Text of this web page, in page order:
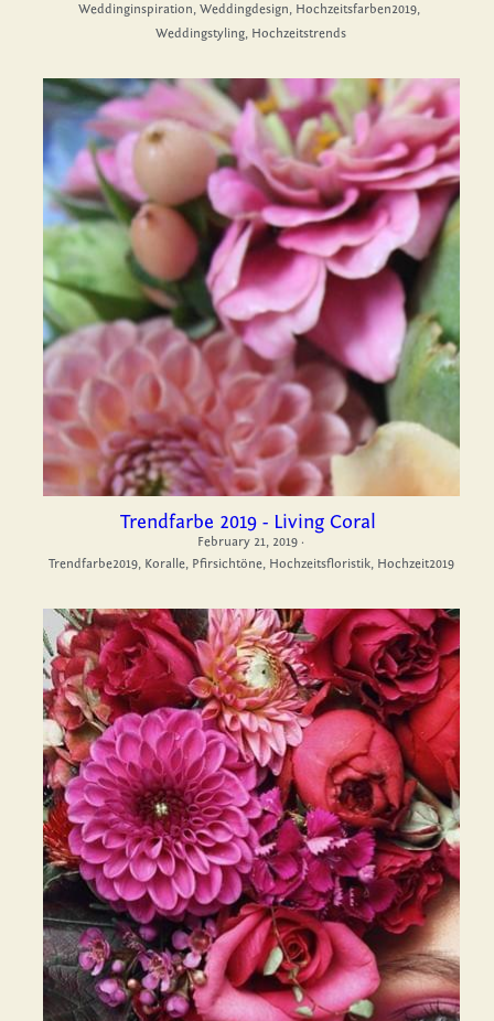
Weddinginspiration, Weddingdesign, Hochzeitsfarben2019,
Weddingstyling, Hochzeitstrends
Trendfarbe 2019 - Living Coral
February 21, 2019 ·
Trendfarbe2019, Koralle, Pfirsichtöne, Hochzeitsfloristik, Hochzeit2019